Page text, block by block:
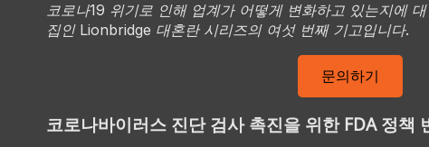
코로나19 위기로 인해 업계가 어떻게 변화하고 있는지에
집인 Lionbridge 대혼란 시리즈의 여섯 번째 기고입니다.
문의하기
코로나바이러스 진단 검사 촉진을 위한 FDA 정책